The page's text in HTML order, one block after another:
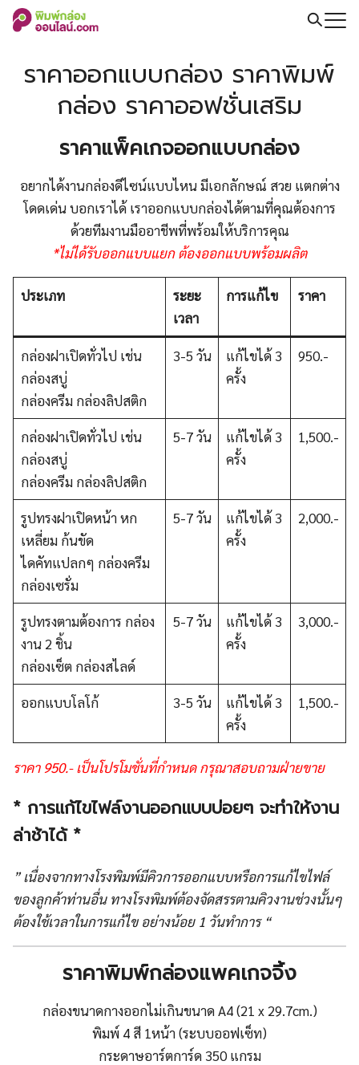
Skip
ราคาออกแบบกล่อง ราคาพิมพ์
กล่อง ราคาออฟชั่นเสริม
ราคาแพ็คเกจออกแบบกล่อง
อยากได้งานกล่องดีไซน์แบบไหน มีเอกลักษณ์ สวย แตกต่าง
โดดเด่น บอกเราได้ เราออกแบบกล่องได้ตามที่คุณต้องการ
ด้วยทีมงานมืออาชีพที่พร้อมให้บริการคุณ
*ไม่ได้รับออกแบบแยก ต้องออกแบบพร้อมผลิต
ประเภท
ระยะ
เวลา
การแก้ไข ราคา
กล่องฝาเปิดทั่วไป เช่น
กล่องสบู่
กล่องครีม กล่องลิปสติก
3-5 วัน
แก้ไขได้ 3
ครั้ง
950.-
กล่องฝาเปิดทั่วไป เช่น
กล่องสบู่
กล่องครีม กล่องลิปสติก
5-7 วัน
แก้ไขได้ 3
ครั้ง
1,500.-
รูปทรงฝาเปิดหน้า หก
เหลี่ยม ก้นขัด
ไดคัทแปลกๆ กล่องครีม
กล่องเซรั่ม
5-7 วัน
แก้ไขได้ 3
ครั้ง
2,000.-
รูปทรงตามต้องการ กล่อง
งาน 2 ชิ้น
กล่องเซ็ต กล่องสไลด์
5-7 วัน
แก้ไขได้ 3
ครั้ง
3,000.-
ออกแบบโลโก้ 3-5 วัน
แก้ไขได้ 3
ครั้ง
1,500.-
ราคา 950.- เป็นโปรโมชั่นที่กำหนด กรุณาสอบถามฝ่ายขาย
* การแก้ไขไฟล์งานออกแบบบ่อยๆ จะทำให้งาน
ล่าช้าได้ *
” เนื่องจากทางโรงพิมพ์มีคิวการออกแบบหรือการแก้ไขไฟล์
ของลูกค้าท่านอื่น ทางโรงพิมพ์ต้องจัดสรรตามคิวงานช่วงนั้นๆ
ต้องใช้เวลาในการแก้ไข อย่างน้อย 1 วันทำการ “
ราคาพิมพ์กล่องแพคเกจจิ้ง
กล่องขนาดกางออกไม่เกินขนาด A4 (21 x 29.7cm.)
พิมพ์ 4 สี 1หน้า (ระบบออฟเซ็ท)
กระดาษอาร์ตการ์ด 350 แกรม